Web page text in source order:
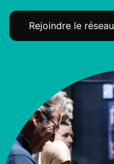
Rejoindre le réseau